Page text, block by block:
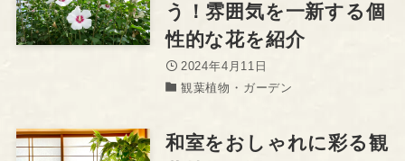
う！雰囲気を一新する個
性的な花を紹介
2024年4月11日
観葉植物・ガーデン
和室をおしゃれに彩る観